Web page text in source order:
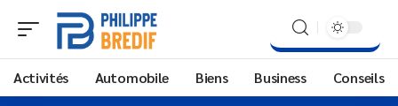
Activités Automobile Biens Business Conseils